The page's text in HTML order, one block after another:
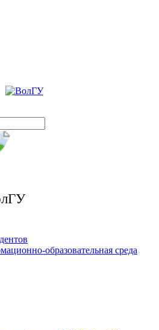
Пожалуйста
образовательная среда